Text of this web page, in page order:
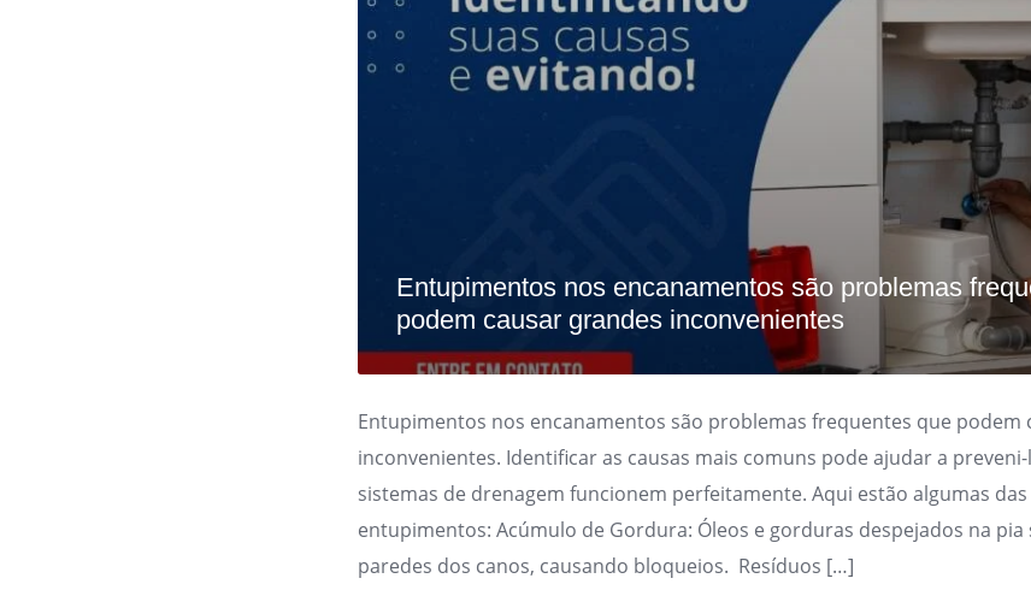
Entupimentos nos encanamentos são problemas
podem causar grandes inconvenientes
Entupimentos nos encanamentos são problemas frequentes que podem
inconvenientes. Identificar as causas mais comuns pode ajudar a
sistemas de drenagem funcionem perfeitamente. Aqui estão algumas
entupimentos: Acúmulo de Gordura: Óleos e gorduras despejados na pia
paredes dos canos, causando bloqueios. Resíduos […]